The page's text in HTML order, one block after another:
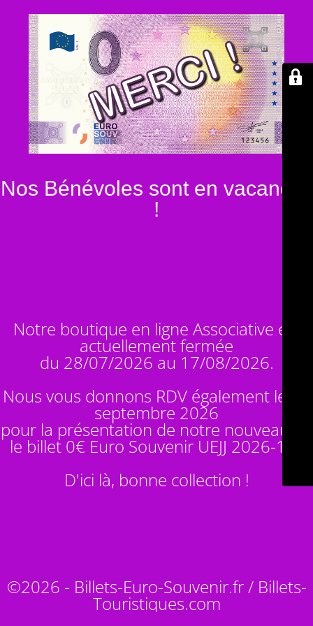
Nos Bénévoles sont en vacances
!
Notre boutique en ligne Associative est
actuellement fermée
du 28/07/2026 au 17/08/2026.
Nous vous donnons RDV également le 14
septembre 2026
pour la présentation de notre nouveauté :
le billet 0€ Euro Souvenir UEJJ 2026-10
D'ici là, bonne collection !
©2026 - Billets-Euro-Souvenir.fr / Billets-
Touristiques.com